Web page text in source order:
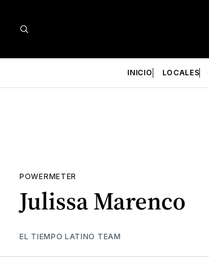
INICIO LOCALES
POWERMETER
Julissa Marenco
EL TIEMPO LATINO TEAM